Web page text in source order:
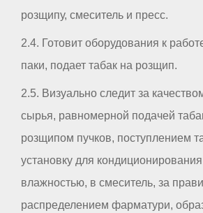
розщипу, смеситель и пресс.
2.4. Готовит оборудования к
паки, подает табак на розщип.
2.5. Визуально следит за
сырья, равномерной подачей
розщипом пучков, поступлением
установку для кондиционирования
влажностью, в смеситель, за
распределением фарматури,